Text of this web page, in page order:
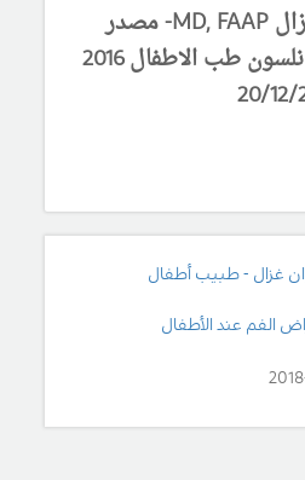
الدكتور رضوان غزال MD, FAAP- مصدر
المعلومات : كتاب نلسون طب الاطفال 2016
غزال - طبيب أطفال
الفم عند الأطفال